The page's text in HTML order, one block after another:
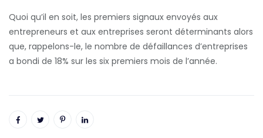
Quoi qu’il en soit, les premiers signaux envoyés aux
entrepreneurs et aux entreprises seront déterminants alors
que, rappelons-le, le nombre de défaillances d’entreprises
a bondi de 18% sur les six premiers mois de l’année.